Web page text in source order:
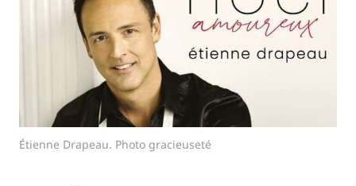
Étienne Drapeau. Photo gracieuseté